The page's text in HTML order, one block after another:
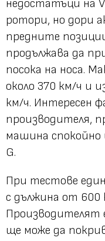
недостатъци на
ротори, но дори
предните
продължава да
посока на носа.
около 370 км/ч и
км/ч. Интересен
производителя,
машина спокойно
G.
При тестове
с дължина от 600
Производителят
ще може да